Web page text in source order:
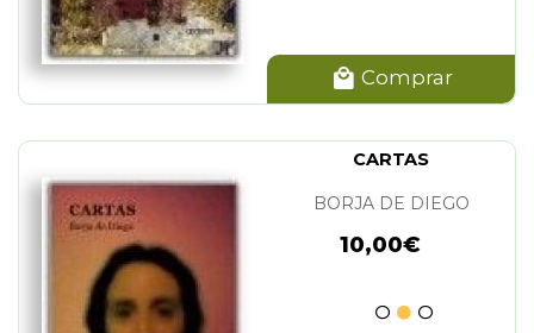
Comprar
CARTAS
BORJA DE DIEGO
10,00€